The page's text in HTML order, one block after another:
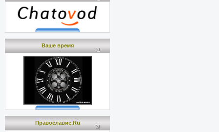
Ваше время
Православие.Ru